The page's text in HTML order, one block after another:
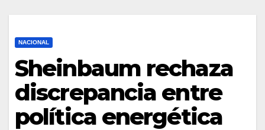
NACIONAL
Sheinbaum rechaza
discrepancia entre
política energética